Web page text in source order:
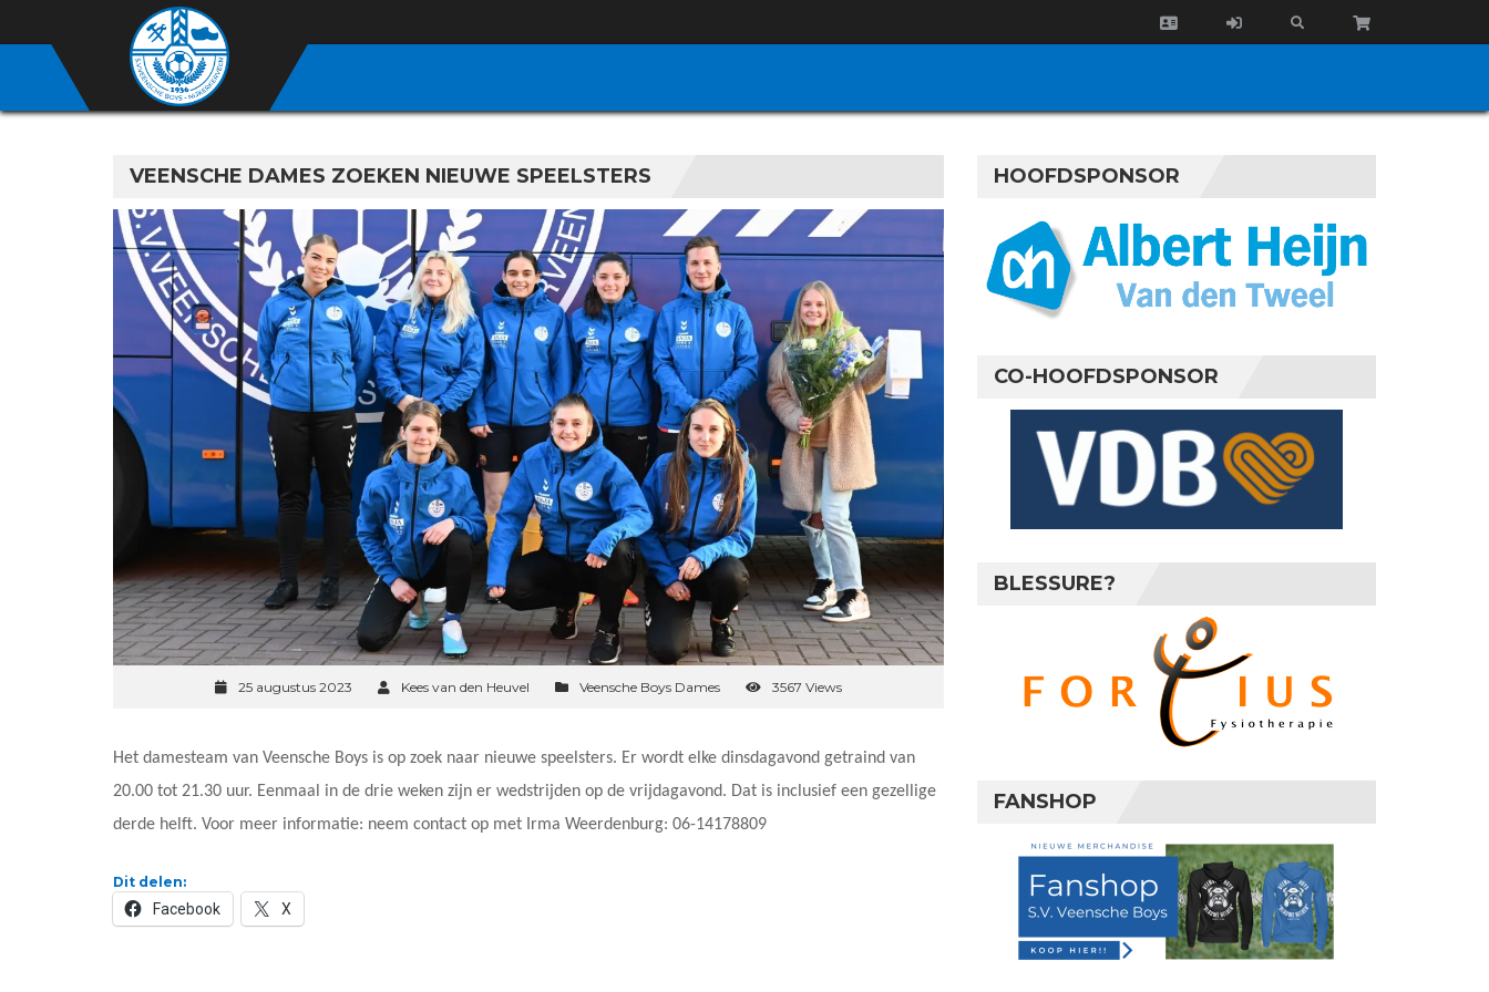
VEENSCHE DAMES ZOEKEN NIEUWE SPEELSTERS
25 augustus 2023 Kees van den Heuvel Veensche Boys Dames 3567 Views
Het damesteam van Veensche Boys is op zoek naar nieuwe speelsters. Er wordt elke dinsdagavond getraind van
20.00 tot 21.30 uur. Eenmaal in de drie weken zijn er wedstrijden op de vrijdagavond. Dat is inclusief een gezellige
derde helft. Voor meer informatie: neem contact op met Irma Weerdenburg: 06-14178809
Dit delen:
Facebook X
HOOFDSPONSOR
CO-HOOFDSPONSOR
BLESSURE?
FANSHOP